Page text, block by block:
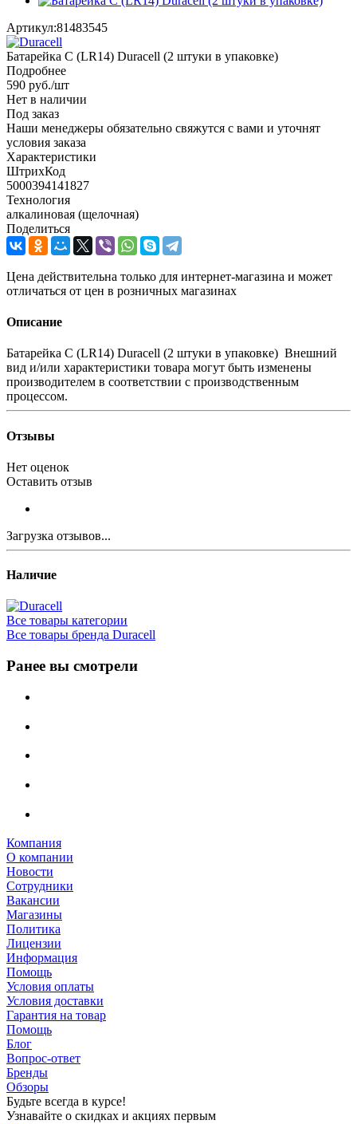
Артикул:81483545
Батарейка C (LR14) Duracell (2 штуки в упаковке)
Подробнее
590 руб./шт
Нет в наличии
Под заказ
Наши менеджеры обязательно свяжутся с вами и уточнят
условия заказа
Характеристики
ШтрихКод
5000394141827
Технология
алкалиновая (щелочная)
Поделиться
Цена действительна только для интернет-магазина и может
отличаться от цен в розничных магазинах
Описание
Батарейка C (LR14) Duracell (2 штуки в упаковке) Внешний
вид и/или характеристики товара могут быть изменены
производителем в соответствии с производственным
процессом.
Отзывы
Нет оценок
Оставить отзыв
Загрузка отзывов...
Наличие
Все товары категории
Все товары бренда Duracell
Ранее вы смотрели
Компания
О компании
Новости
Сотрудники
Вакансии
Магазины
Политика
Лицензии
Информация
Помощь
Условия оплаты
Условия доставки
Гарантия на товар
Помощь
Блог
Вопрос-ответ
Бренды
Обзоры
Будьте всегда в курсе!
Узнавайте о скидках и акциях первым